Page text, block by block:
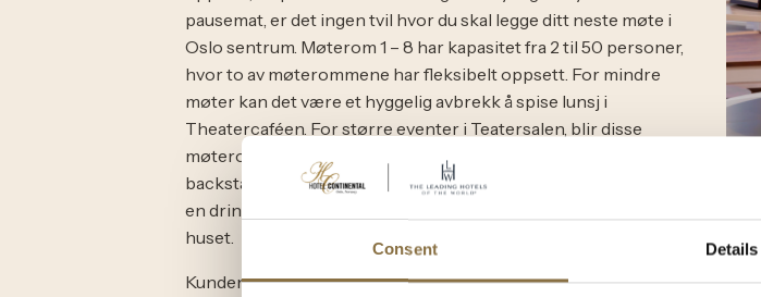
Consent Details
pausemat, er det ingen tvil hvor du skal legge ditt neste møte i
Oslo sentrum. Møterom 1 – 8 har kapasitet fra 2 til 50 personer,
hvor to av møterommene har fleksibelt oppsett. For mindre
møter kan det være et hyggelig avbrekk å spise lunsj i
Theatercaféen. For større eventer i Teatersalen, blir disse
møterommene ofte brukt til grupperom, tilknyttet møtelokale,
backstage, artistrom m.m. Ønsker dere å avslutte møtedagen med
en drink eller middag, har vi også flere restauranter og barer på
huset.
Kundene våre bruker møterommene i konferanseavdelingen til